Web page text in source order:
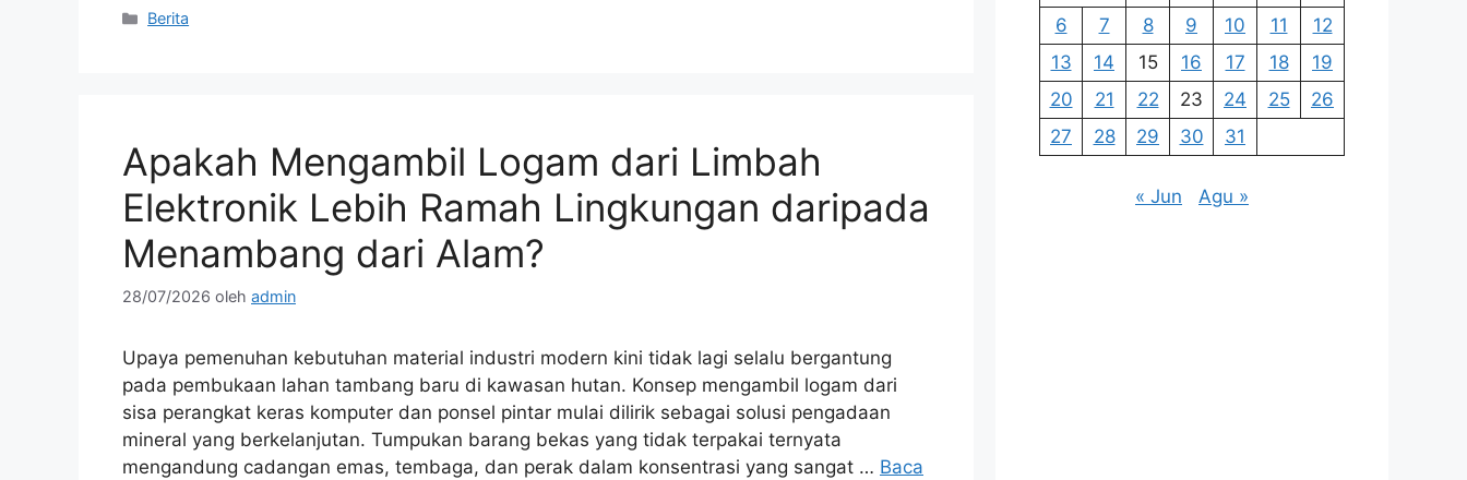
Kategori
Berita
Apakah Mengambil Logam dari Limbah
Elektronik Lebih Ramah Lingkungan daripada
Menambang dari Alam?
28/07/2026 oleh admin
Upaya pemenuhan kebutuhan material industri modern kini tidak lagi selalu bergantung
pada pembukaan lahan tambang baru di kawasan hutan. Konsep mengambil logam dari
sisa perangkat keras komputer dan ponsel pintar mulai dilirik sebagai solusi pengadaan
mineral yang berkelanjutan. Tumpukan barang bekas yang tidak terpakai ternyata
mengandung cadangan emas, tembaga, dan perak dalam konsentrasi yang sangat … Baca
6
7 8 9 10 11
12
13
14 15 16 17 18
19
20
21 22 23 24 25
26
27
28 29 30 31
« Jun Agu »